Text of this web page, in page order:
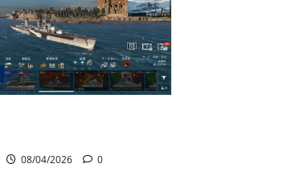
08/04/2026 0